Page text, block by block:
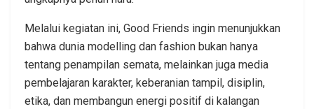
Melalui kegiatan ini, Good Friends ingin menunjukkan
bahwa dunia modelling dan fashion bukan hanya
tentang penampilan semata, melainkan juga media
pembelajaran karakter, keberanian tampil, disiplin,
etika, dan membangun energi positif di kalangan